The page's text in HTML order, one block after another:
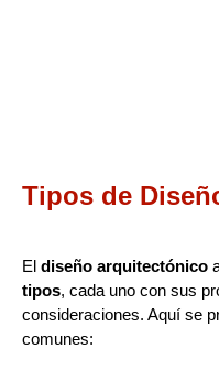
Tipos de
El diseño arquitectónico
tipos, cada uno con sus
consideraciones. Aquí se
comunes: